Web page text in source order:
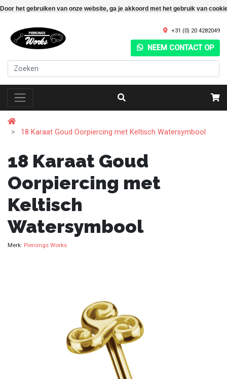
Door het gebruiken van onze website, ga je akkoord met het gebruik van
+31 (0) 20 4282049
NEEM CONTACT OP
18 Karaat Goud Oorpiercing met Keltisch Watersymbool
18 Karaat Goud
Oorpiercing met
Keltisch
Watersymbool
Merk: Piercings Works